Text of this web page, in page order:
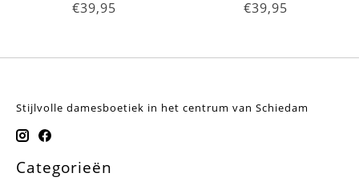
€39,95
€39,95
Stijlvolle damesboetiek in het centrum van Schiedam
Categorieën